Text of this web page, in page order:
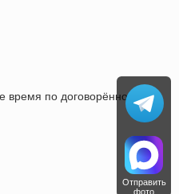
время по договорённости.
Отправить
фото